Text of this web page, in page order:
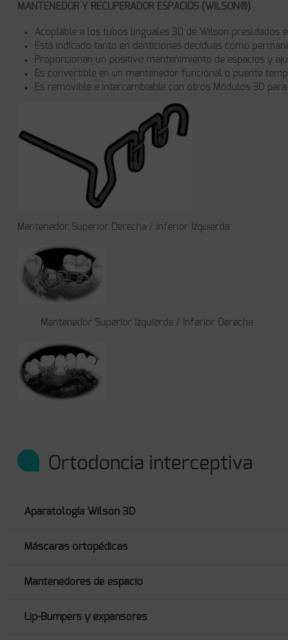
MANTENEDOR Y RECUPERADOR ESPACIOS (WILSON®)
Acoplable a los tubos linguales 3D de Wilson presldados
Está indicado tanto en denticiones decíduas como
Proporcionan un positivo mantenimiento de espacios y
Es convertible en un mantenedor funcional o puente
Es removible e intercambiable con otros Módulos 3D
Mantenedor Superior Derecha / Inferior Izquierda
Mantenedor Superior Izquierda / Inferior Derecha
Ortodoncia interceptiva
Aparatología Wilson 3D
Máscaras ortopédicas
Mantenedores de espacio
Lip-Bumpers y expansores